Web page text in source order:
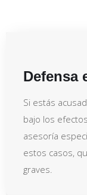
Defensa
Si estás
bajo los
asesoría
estos casos,
graves.